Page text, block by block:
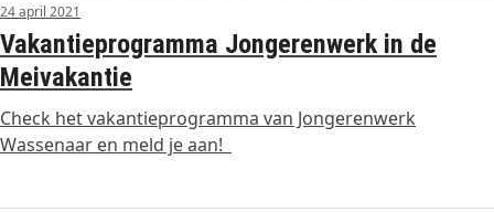
24 april 2021
Vakantieprogramma Jongerenwerk in de
Meivakantie
Check het vakantieprogramma van Jongerenwerk
Wassenaar en meld je aan!